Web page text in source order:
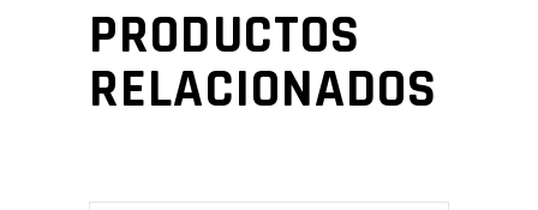
PRODUCTOS
RELACIONADOS